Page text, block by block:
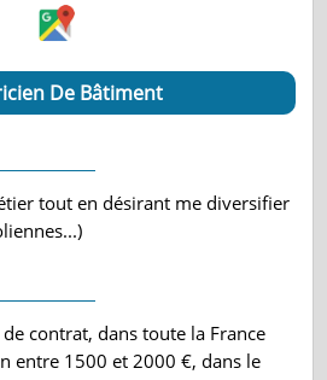
De Bâtiment
tout en désirant me diversifier
contrat, dans toute la France
entre 1500 et 2000 €, dans le